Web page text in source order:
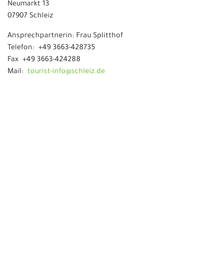
Neumarkt 13
07907 Schleiz
Ansprechpartnerin: Frau Splitthof
Telefon: +49 3663-428735
Fax +49 3663-424288
Mail: tourist-info@schleiz.de